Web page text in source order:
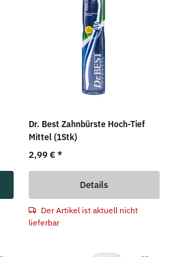
Dr. Best Zahnbürste Hoch-Tief
Mittel (1Stk)
2,99 €*
Details
Der Artikel ist aktuell nicht
lieferbar